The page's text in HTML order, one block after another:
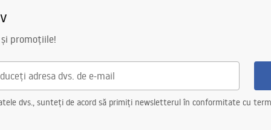
promoțiile!
dvs., sunteți de acord să primiți newsletterul în conformitate cu